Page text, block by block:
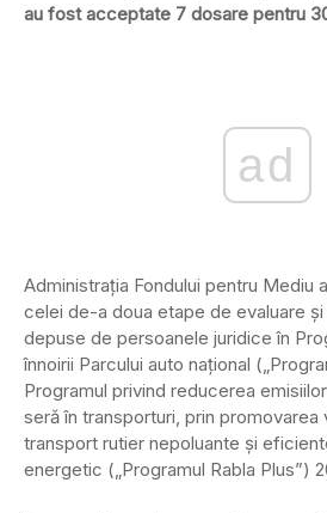
au fost acceptate 7 dosare pentru
ad
Administraţia Fondului pentru Mediu
celei de-a doua etape de evaluare
depuse de persoanele juridice în
înnoirii Parcului auto naţional
Programul privind reducerea
seră în transporturi, prin promovarea
transport rutier nepoluante şi
energetic („Programul Rabla Plus”)